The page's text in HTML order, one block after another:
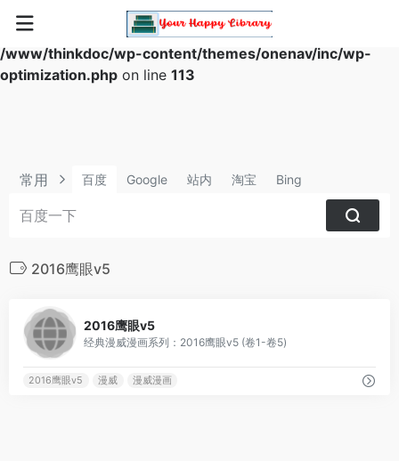
Warning
: Array to string conversion in
/www/thinkdoc/wp-content/themes/onenav/inc/wp-
optimization.php on line 113
常用 百度 Google 站内 淘宝 Bing
2016鹰眼v5
2016鹰眼v5
经典漫威漫画系列：2016鹰眼v5 (卷1-卷5)
2016鹰眼v5 漫威 漫威漫画